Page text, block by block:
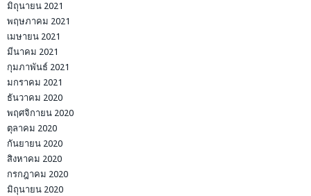
มิถุนายน 2021
พฤษภาคม 2021
เมษายน 2021
มีนาคม 2021
กุมภาพันธ์ 2021
มกราคม 2021
ธันวาคม 2020
พฤศจิกายน 2020
ตุลาคม 2020
กันยายน 2020
สิงหาคม 2020
กรกฎาคม 2020
มิถุนายน 2020